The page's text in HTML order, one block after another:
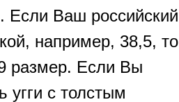
Если Ваш российский
например, 38,5, то
размер. Если Вы
угги с толстым